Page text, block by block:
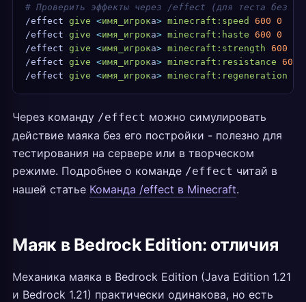
# Проверить эффекты через /effect (для теста без
/effect give <имя_игрока> minecraft:speed 600 0
/effect give <имя_игрока> minecraft:haste 600 0
/effect give <имя_игрока> minecraft:strength 600
/effect give <имя_игрока> minecraft:resistance 600
/effect give <имя_игрока> minecraft:regeneration
Через команду /effect можно симулировать
действие маяка без его постройки - полезно для
тестирования на сервере или в творческом
режиме. Подробнее о команде /effect читай в
нашей статье Команда /effect в Minecraft.
Маяк в Bedrock Edition: отличия
Механика маяка в Bedrock Edition (Java Edition 1.21
и Bedrock 1.21) практически одинакова, но есть